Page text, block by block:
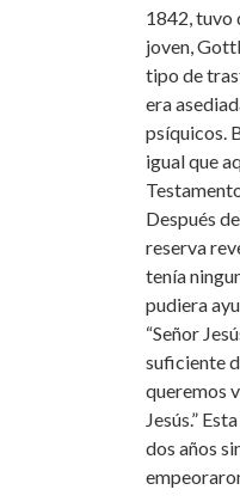
1842, tuvo
joven,
tipo de
era
psíquicos.
igual que
Después
reserva
tenía
pudiera
“Señor
suficiente
queremos
Jesús.”
dos años